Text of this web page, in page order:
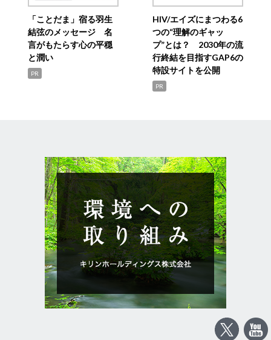
「ことだま」宿る羽生
結弦のメッセージ 名
言がもたらす心の平穏
と潤い
PR
HIV/エイズにまつわる6
つの“理解のギャッ
プ”とは？ 2030年の流
行終結を目指すGAP6の
特設サイトを公開
PR